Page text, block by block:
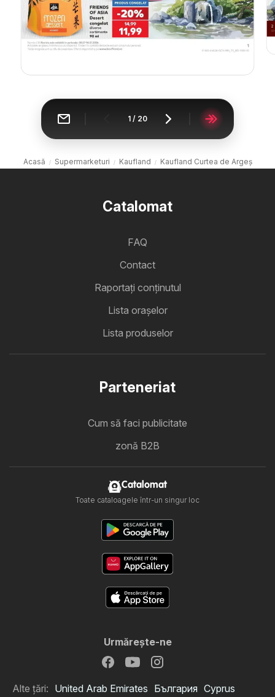
1 / 20
Acasă Supermarketuri Kaufland Kaufland Curtea de Argeș
Catalomat
FAQ
Contact
Raportați conținutul
Lista oraşelor
Lista produselor
Parteneriat
Cum să faci publicitate
zonă B2B
Catalomat
Toate cataloagele într-un singur loc
Urmăreşte-ne
Alte țări: United Arab Emirates България Cyprus